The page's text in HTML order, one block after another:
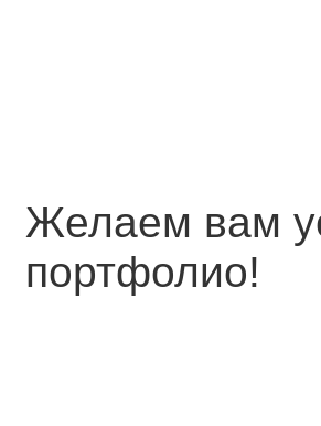
Желаем вам
портфолио!